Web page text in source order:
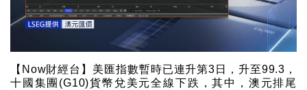
【Now財經台】美匯指數暫時已連升第3日，升至99.3，
十國集團(G10)貨幣兌美元全線下跌，其中，澳元排尾